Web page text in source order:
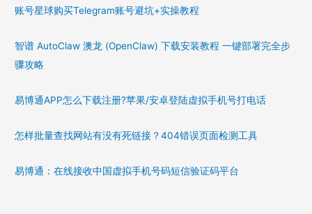
账号星球购买Telegram账号避坑+实操教程
智谱 AutoClaw 澳龙 (OpenClaw) 下载安装教程 一键部署完全步
骤攻略
易博通APP怎么下载注册?苹果/安卓登陆虚拟手机号打电话
怎样批量查找网站有没有死链接？404错误页面检测工具
易博通：在线接收中国虚拟手机号码短信验证码平台